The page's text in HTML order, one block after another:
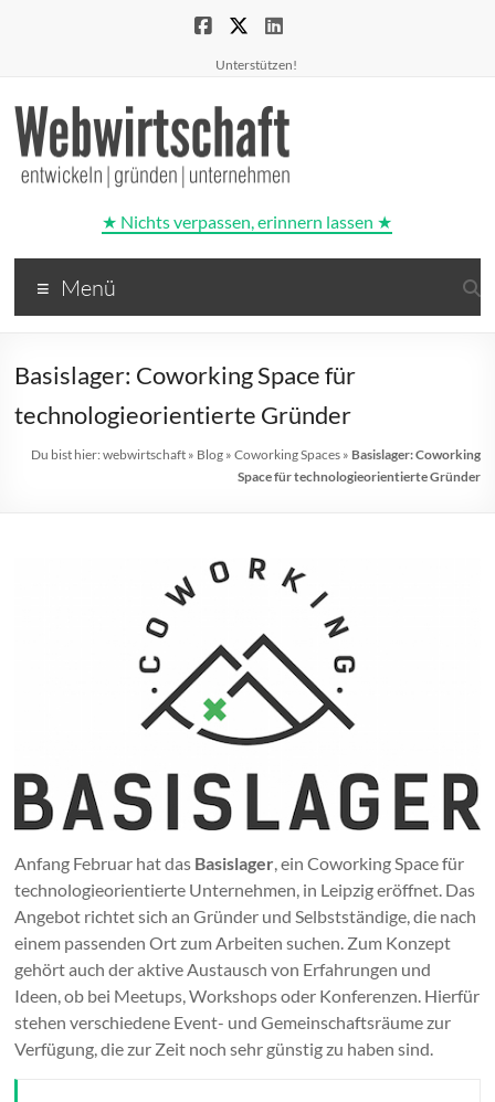
Unterstützen!
Webwirtschaft
|
unternehmen
★ Nichts verpassen, erinnern lassen ★
Menü
Basislager: Coworking Space für
technologieorientierte Gründer
Du bist hier: webwirtschaft» Blog» Coworking Spaces» Basislager: Coworking
Space für technologieorientierte Gründer
Anfang Februar hat das Basislager, ein Coworking Space für
technologieorientierte Unternehmen, in Leipzig eröffnet. Das
Angebot richtet sich an Gründer und Selbstständige, die nach
einem passenden Ort zum Arbeiten suchen. Zum Konzept
gehört auch der aktive Austausch von Erfahrungen und
Ideen, ob bei Meetups, Workshops oder Konferenzen. Hierfür
stehen verschiedene Event- und Gemeinschaftsräume zur
Verfügung, die zur Zeit noch sehr günstig zu haben sind.